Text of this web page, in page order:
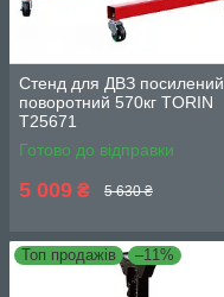
Стенд для ДВЗ посилений
поворотний 570кг TORIN
T25671
Готово до відправки
5 009 ₴ 5 630 ₴
Топ продажів –11%